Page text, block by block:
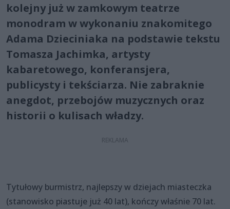
kolejny już w zamkowym teatrze
monodram w wykonaniu znakomitego
Adama Dzieciniaka na podstawie tekstu
Tomasza Jachimka, artysty
kabaretowego, konferansjera,
publicysty i tekściarza. Nie zabraknie
anegdot, przebojów muzycznych oraz
historii o kulisach władzy.
Tytułowy burmistrz, najlepszy w dziejach miasteczka
(stanowisko piastuje już 40 lat), kończy właśnie 70 lat.